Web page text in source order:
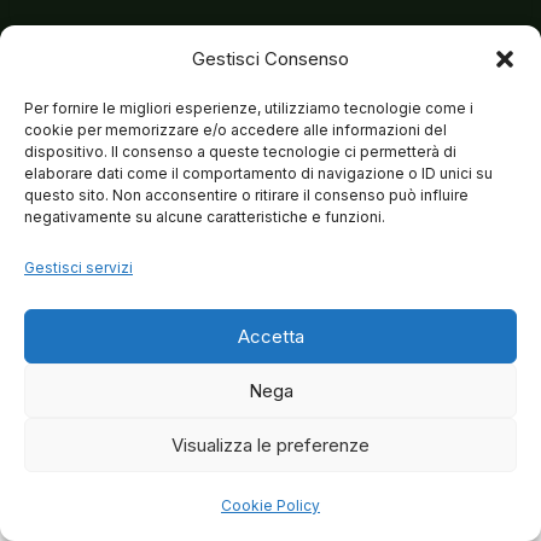
Gestisci Consenso
Per fornire le migliori esperienze, utilizziamo tecnologie come i
cookie per memorizzare e/o accedere alle informazioni del
dispositivo. Il consenso a queste tecnologie ci permetterà di
elaborare dati come il comportamento di navigazione o ID unici su
questo sito. Non acconsentire o ritirare il consenso può influire
negativamente su alcune caratteristiche e funzioni.
Gestisci servizi
Accetta
Nega
Visualizza le preferenze
Cookie Policy